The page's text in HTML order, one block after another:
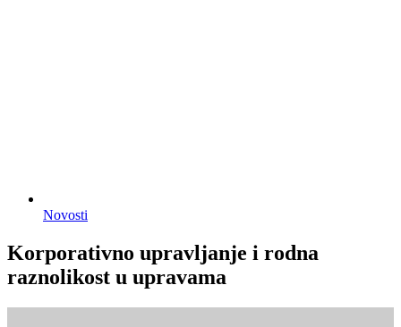
Novosti
Korporativno upravljanje i rodna
raznolikost u upravama